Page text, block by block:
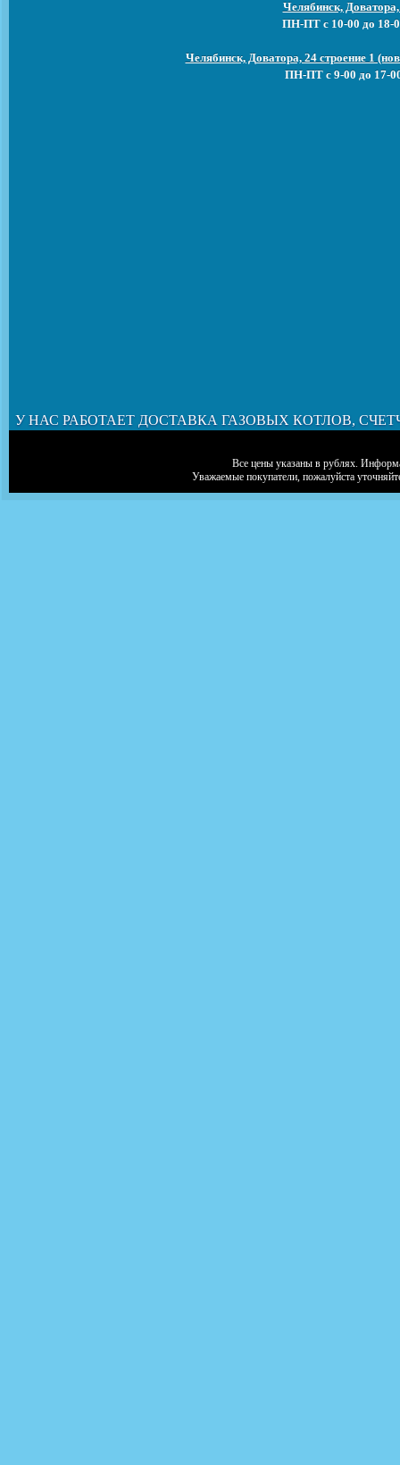
Челябинск,
ПН-ПТ с 10-00 до 18-
Челябинск, Доватора, 24 строение 1
ПН-ПТ с 9-00 до 17-
У НАС РАБОТАЕТ ДОСТАВКА ГАЗОВЫХ КОТЛОВ,
Все цены указаны в рублях.
Уважаемые покупатели, пожалуйста